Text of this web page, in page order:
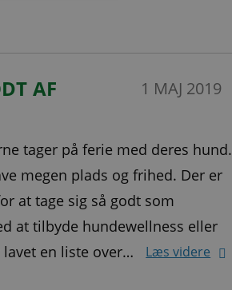
1 MAJ 2019
AF
tager på ferie med deres hund.
megen plads og frihed. Der er
at tage sig så godt som
at tilbyde hundewellness eller
en liste over…
Læs videre